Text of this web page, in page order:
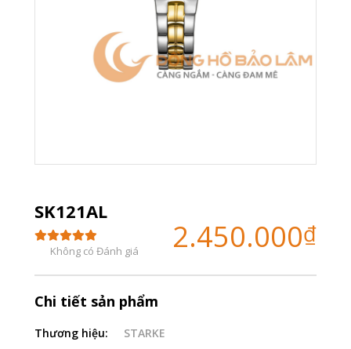
SK121AL
Không có Đánh giá 2.450.000₫
Chi tiết sản phẩm
Thương hiệu:
STARKE